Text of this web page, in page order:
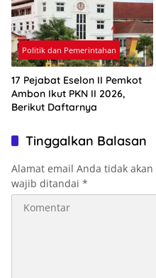
Politik dan Pemerintahan
17 Pejabat Eselon II Pemkot
Ambon Ikut PKN II 2026,
Berikut Daftarnya
Tinggalkan Balasan
Alamat email Anda tidak
wajib ditandai *